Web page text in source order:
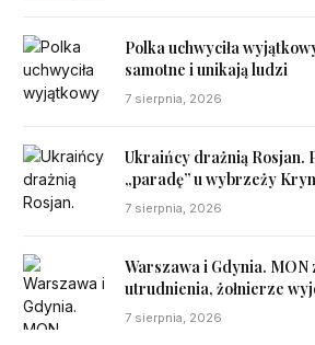
Polka uchwyciła
samotne i unikają ludzi
7 sierpnia, 2026
Ukraińcy drażnią Rosjan.
„paradę” u wybrzeży
7 sierpnia, 2026
Warszawa i Gdynia. MON
utrudnienia, żołnierze
7 sierpnia, 2026